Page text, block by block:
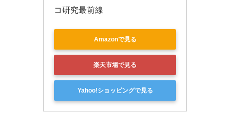
コ研究最前線
Amazonで見る
楽天市場で見る
Yahoo!ショッピングで見る